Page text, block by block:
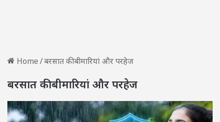
Home/बरसात की बीमारियां और परहेज
बरसात की बीमारियां और परहेज